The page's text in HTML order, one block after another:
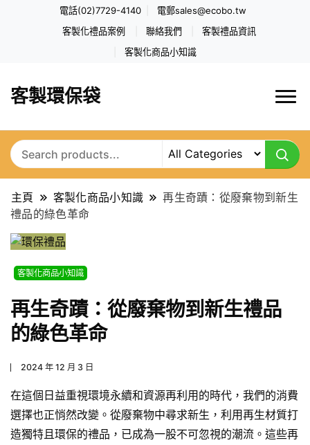
電話(02)7729-4140 電郵sales@ecobo.tw
客製化禮品案例 聯絡我們 客製禮品資訊
客製化商品小知識
客製環保袋
主頁 客製化商品小知識
再生奇蹟：從廢棄物到新生
禮品的綠色革命
客製化商品小知識
再生奇蹟：從廢棄物到新生禮品
的綠色革命
2024 年 12 月 3 日
在這個日益重視環境永續和資源再利用的時代，我們的消費
選擇也正悄然改變。從廢棄物中尋求新生，利用再生材質打
造獨特且環保的禮品，已成為一股不可忽視的潮流。這些再